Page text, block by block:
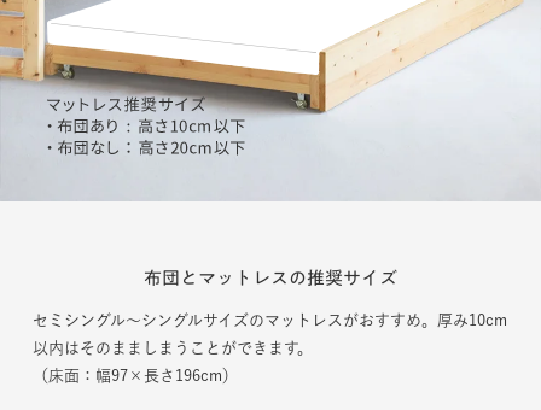
布団とマットレスの推奨サイズ
セミシングル〜シングルサイズのマットレスがおすすめ。厚み10cm
以内はそのまましまうことができます。
（床面：幅97×長さ196cm）